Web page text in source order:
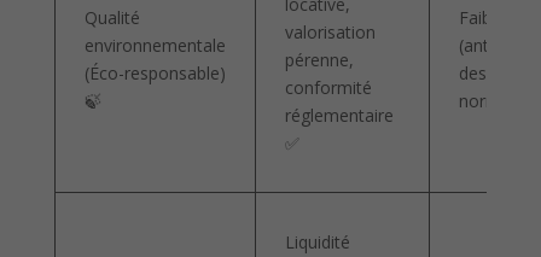
Qualité
environnementale
(Éco-responsable)
🍃
valorisation
pérenne,
conformité
réglementaire
✅
Faible
des
normes)
Liquidité